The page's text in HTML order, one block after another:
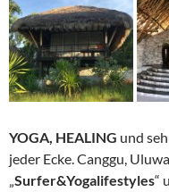
YOGA, HEALING und
jeder Ecke. Canggu,
„Surfer&Yogalifestyles“